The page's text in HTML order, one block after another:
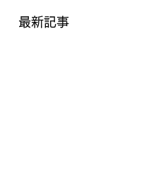
最新記事